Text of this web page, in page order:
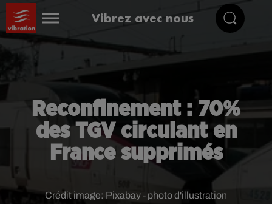
Vibrez avec nous
Reconfinement : 70%
des TGV circulant en
France supprimés
Crédit image: Pixabay - photo d'illustration